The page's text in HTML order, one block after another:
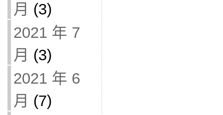
月 (3)
2021 年 7
月 (3)
2021 年 6
月 (7)